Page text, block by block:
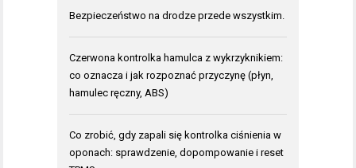
Bezpieczeństwo na drodze przede wszystkim.
Czerwona kontrolka hamulca z wykrzyknikiem:
co oznacza i jak rozpoznać przyczynę (płyn,
hamulec ręczny, ABS)
Co zrobić, gdy zapali się kontrolka ciśnienia w
oponach: sprawdzenie, dopompowanie i reset